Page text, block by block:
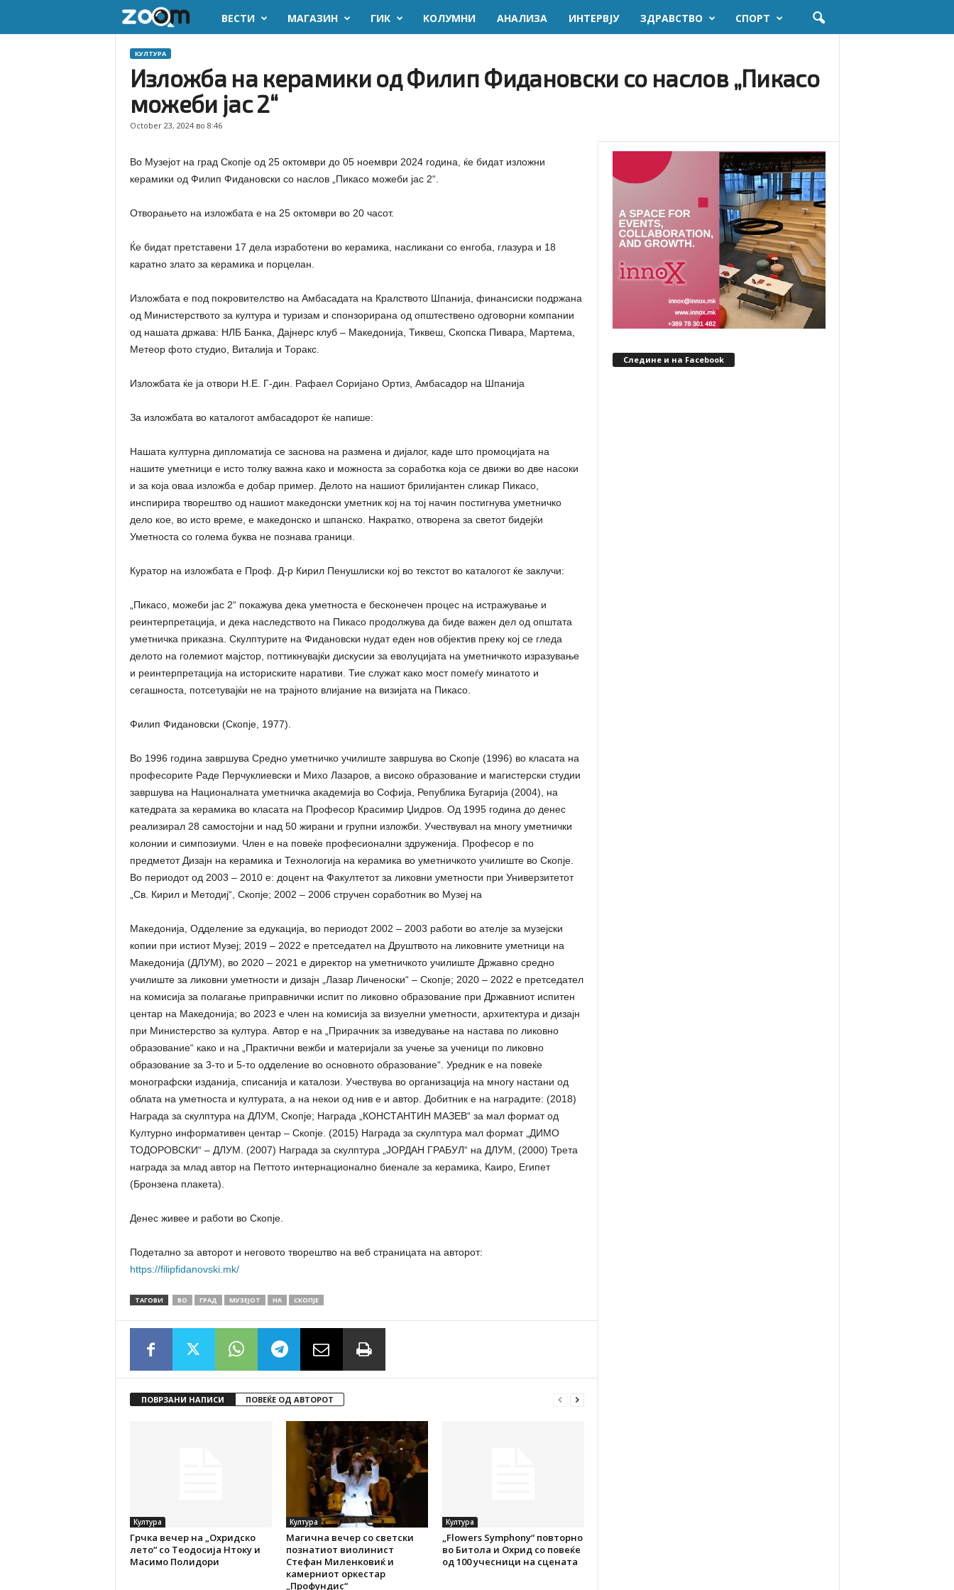
o
m
ВЕСТИ МАГАЗИН ГИК KОЛУМНИ AНАЛИЗА ИНТЕРВЈУ ЗДРАВСТВО СПОРТ
КУЛТУРА
Изложба на керамики од Филип Фидановски со наслов „Пикасо
можеби јас 2“
October 23, 2024 во 8:46
Во Музејот на град Скопје од 25 октомври до 05 ноември 2024 година, ќе бидат изложни
керамики од Филип Фидановски со наслов „Пикасо можеби јас 2“.
Отворањето на изложбата е на 25 октомври во 20 часот.
Ќе бидат претставени 17 дела изработени во керамика, насликани со енгоба, глазура и 18
каратно злато за керамика и порцелан.
Изложбата е под покровителство на Амбасадата на Кралството Шпанија, финансиски подржана
од Министерството за култура и туризам и спонзорирана од општествено одговорни компании
од нашата држава: НЛБ Банка, Дајнерс клуб – Македонија, Тиквеш, Скопска Пивара, Мартема,
Метеор фото студио, Виталија и Торакс.
Изложбата ќе ја отвори Н.Е. Г-дин. Рафаел Соријано Ортиз, Амбасадор на Шпанија
За изложбата во каталогот амбасадорот ќе напише:
Нашата културна дипломатија се заснова на размена и дијалог, каде што промоцијата на
нашите уметници е исто толку важна како и можноста за соработка која се движи во две насоки
и за која оваа изложба е добар пример. Делото на нашиот брилијантен сликар Пикасо,
инспирира творештво од нашиот македонски уметник кој на тој начин постигнува уметничко
дело кое, во исто време, е македонско и шпанско. Накратко, отворена за светот бидејќи
Уметноста со голема буква не познава граници.
Куратор на изложбата е Проф. Д-р Кирил Пенушлиски кој во текстот во каталогот ќе заклучи:
„Пикасо, можеби јас 2“ покажува дека уметноста е бесконечен процес на истражување и
реинтерпретација, и дека наследството на Пикасо продолжува да биде важен дел од општата
уметничка приказна. Скулптурите на Фидановски нудат еден нов објектив преку кој се гледа
делото на големиот мајстор, поттикнувајќи дискусии за еволуцијата на уметничкото изразување
и реинтерпретација на историските наративи. Тие служат како мост помеѓу минатото и
сегашноста, потсетувајќи не на трајното влијание на визијата на Пикасо.
Филип Фидановски (Скопје, 1977).
Во 1996 година завршува Средно уметничко училиште завршува во Скопје (1996) во класата на
професорите Раде Перчуклиевски и Михо Лазаров, а високо образование и магистерски студии
завршува на Националната уметничка академија во Софија, Република Бугарија (2004), на
катедрата за керамика во класата на Професор Красимир Џидров. Од 1995 година до денес
реализирал 28 самостојни и над 50 жирани и групни изложби. Учествувал на многу уметнички
колонии и симпозиуми. Член е на повеќе професионални здруженија. Професор е по
предметот Дизајн на керамика и Технологија на керамика во уметничкото училиште во Скопје.
Во периодот од 2003 – 2010 е: доцент на Факултетот за ликовни уметности при Универзитетот
„Св. Кирил и Методиј“, Скопје; 2002 – 2006 стручен соработник во Музеј на
Македонија, Одделение за едукација, во периодот 2002 – 2003 работи во ателје за музејски
копии при истиот Музеј; 2019 – 2022 е претседател на Друштвото на ликовните уметници на
Македонија (ДЛУМ), во 2020 – 2021 е директор на уметничкото училиште Државно средно
училиште за ликовни уметности и дизајн „Лазар Личеноски“ – Скопје; 2020 – 2022 е претседател
на комисија за полагање приправнички испит по ликовно образование при Државниот испитен
центар на Македонија; во 2023 е член на комисија за визуелни уметности, архитектура и дизајн
при Министерство за култура. Автор е на „Прирачник за изведување на настава по ликовно
образование“ како и на „Практични вежби и материјали за учење за ученици по ликовно
образование за 3-то и 5-то одделение во основното образование“. Уредник е на повеќе
монографски изданија, списанија и каталози. Учествува во организација на многу настани од
облата на уметноста и културата, а на некои од нив е и автор. Добитник е на наградите: (2018)
Награда за скулптура на ДЛУМ, Скопје; Награда „КОНСТАНТИН МАЗЕВ“ за мал формат од
Културно информативен центар – Скопје. (2015) Награда за скулптура мал формат „ДИМО
ТОДОРОВСКИ“ – ДЛУМ. (2007) Награда за скулптура „ЈОРДАН ГРАБУЛ“ на ДЛУМ, (2000) Трета
награда за млад автор на Петтото интернационално биенале за керамика, Каиро, Египет
(Бронзена плакета).
Денес живее и работи во Скопје.
Подетално за авторот и неговото творештво на веб страницата на авторот:
https://filipfidanovski.mk/
ТАГОВИ ВО ГРАД МУЗЕЈОТ НА СКОПЈЕ
ПОВРЗАНИ НАПИСИ ПОВЕЌЕ ОД АВТОРОТ
Култура
Грчка вечер на „Охридско
лето“ со Теодосија Нтоку и
Масимо Полидори
Култура
Магична вечер со светски
познатиот виолинист
Стефан Миленковиќ и
камерниот оркестар
„Профундис“
Култура
„Flowers Symphony“ повторно
во Битола и Охрид со повеќе
од 100 учесници на сцената
Следине и на Facebook